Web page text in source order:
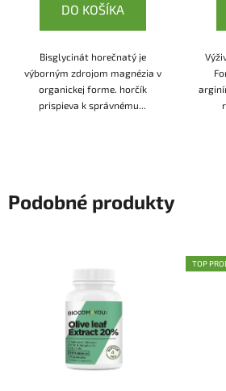
DO KOŠÍKA
Bisglycinát horečnatý je
výborným zdrojom magnézia v
organickej forme. horčík
prispieva k správnému...
Podobné produkty
TOP